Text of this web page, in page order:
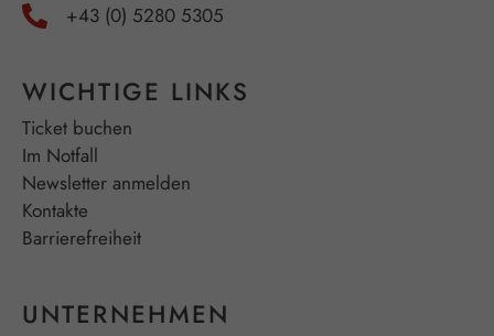
+43 (0) 5280 5305
WICHTIGE LINKS
Ticket buchen
Im Notfall
Newsletter anmelden
Kontakte
Barrierefreiheit
UNTERNEHMEN